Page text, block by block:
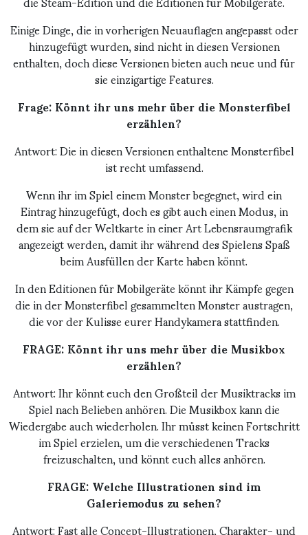
Einige Dinge, die in vorherigen Neuauflagen angepasst oder
hinzugefügt wurden, sind nicht in diesen Versionen
enthalten, doch diese Versionen bieten auch neue und für
sie einzigartige Features.
Frage: Könnt ihr uns mehr über die Monsterfibel
erzählen?
Antwort: Die in diesen Versionen enthaltene Monsterfibel
ist recht umfassend.
Wenn ihr im Spiel einem Monster begegnet, wird ein
Eintrag hinzugefügt, doch es gibt auch einen Modus, in
dem sie auf der Weltkarte in einer Art Lebensraumgrafik
angezeigt werden, damit ihr während des Spielens Spaß
beim Ausfüllen der Karte haben könnt.
In den Editionen für Mobilgeräte könnt ihr Kämpfe gegen
die in der Monsterfibel gesammelten Monster austragen,
die vor der Kulisse eurer Handykamera stattfinden.
FRAGE: Könnt ihr uns mehr über die Musikbox
erzählen?
Antwort: Ihr könnt euch den Großteil der Musiktracks im
Spiel nach Belieben anhören. Die Musikbox kann die
Wiedergabe auch wiederholen. Ihr müsst keinen Fortschritt
im Spiel erzielen, um die verschiedenen Tracks
freizuschalten, und könnt euch alles anhören.
FRAGE: Welche Illustrationen sind im
Galeriemodus zu sehen?